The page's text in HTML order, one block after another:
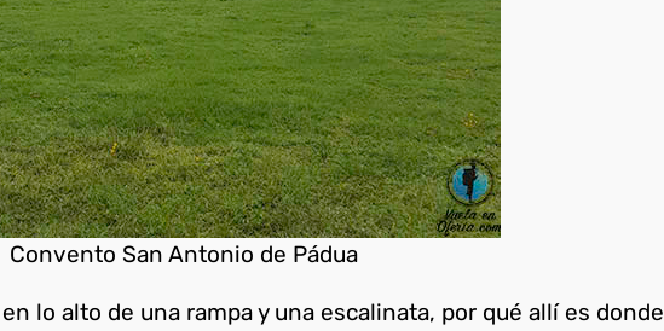
Convento San Antonio de Pádua
lo alto de una rampa y una escalinata, por qué allí es donde